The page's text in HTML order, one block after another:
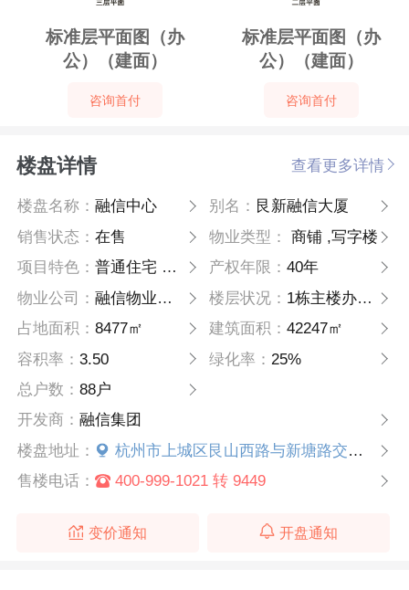
标准层平面图（办
公）（建面）
咨询首付
标准层平面图（办
公）（建面）
咨询首付
楼盘详情 查看更多详情
楼盘名称：融信中心 别名： 艮新融信大厦
销售状态：在售 物业类型：
商铺 ,写字楼
项目特色：普通住宅 高层 产权年限： 40年
物业公司：融信物业服务集团有限公司 楼层状况： 1栋主楼办公+1栋辅楼办公
占地面积：8477㎡ 建筑面积： 42247㎡
容积率：3.50 绿化率： 25%
总户数：88户
开发商：融信集团
楼盘地址：
杭州市上城区艮山西路与新塘路交叉口（地铁4号线新塘路站）
售楼电话：
400-999-1021 转 9449
变价通知 开盘通知